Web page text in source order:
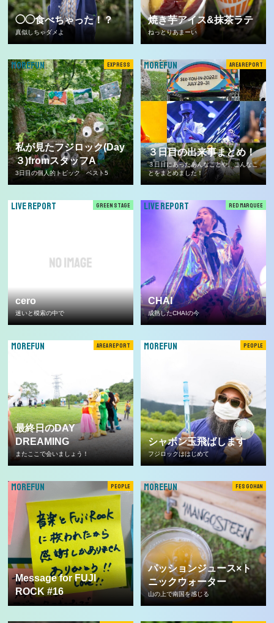
◯◯食べちゃった！？
真似しちゃダメよ
焼き芋アイス&抹茶ラテ
ねっとりあまーい
MOREFUN EXPRESS
私が見たフジロック(Day
３)fromスタッフA
3日目の個人的トピック ベスト5
MOREFUN AREA REPORT
３日目の出来事まとめ！
３日目にあったあんなことや、こんなこ
とをまとめました！
LIVE REPORT GREEN STAGE
cero
迷いと模索の中で
LIVE REPORT RED MARQUEE
CHAI
成熟したCHAIの今
MOREFUN AREA REPORT
最終日のDAY
DREAMING
またここで会いましょう！
MOREFUN PEOPLE
シャボン玉飛ばします
フジロックははじめて
MOREFUN PEOPLE
Message for FUJI
ROCK #16
MOREFUN FES GOHAN
パッションジュース×ト
ニックウォーター
山の上で南国を感じる